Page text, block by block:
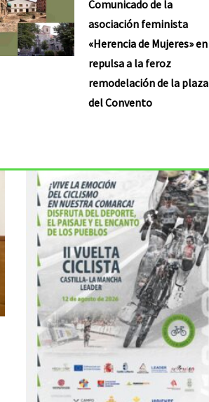
Comunicado de la
asociación feminista
«Herencia de Mujeres» en
repulsa a la feroz
remodelación de la plaza
del Convento